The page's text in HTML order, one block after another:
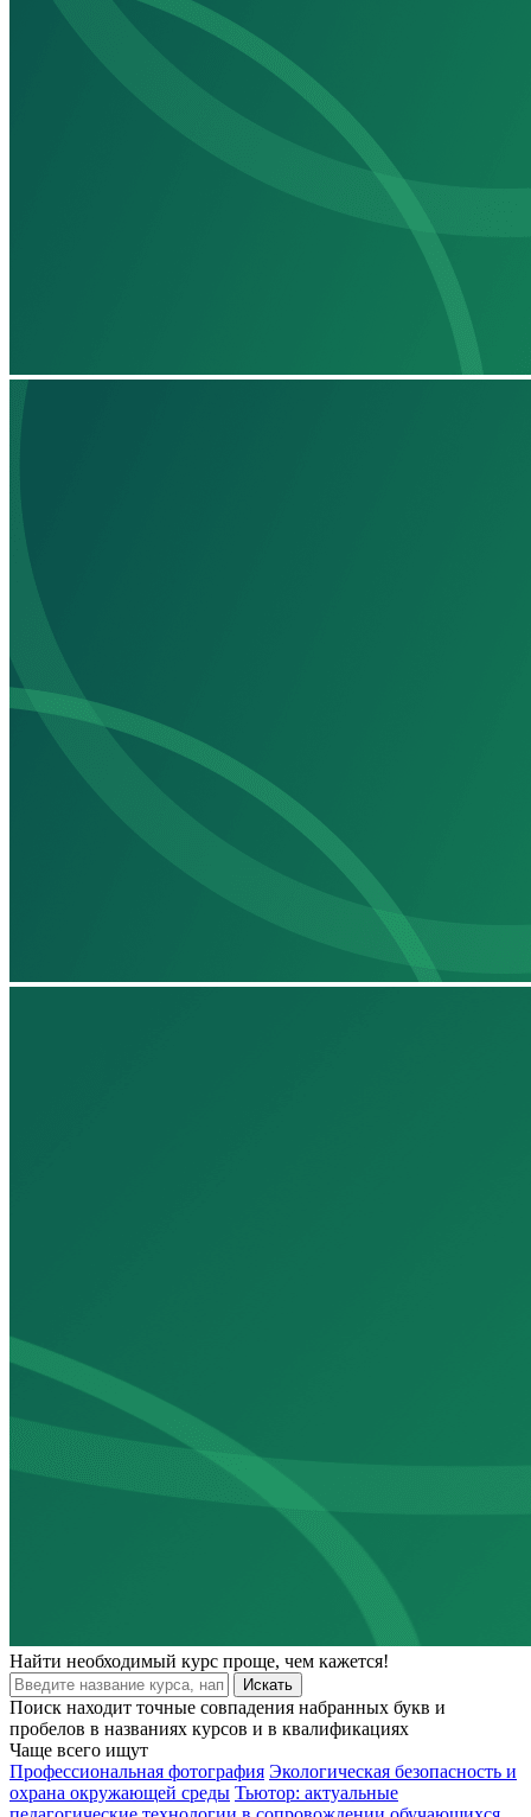
Найти необходимый курс проще, чем кажется!
Искать
Поиск находит точные совпадения набранных букв и
пробелов в названиях курсов и в квалификациях
Чаще всего ищут
Профессиональная фотография Экологическая безопасность и
охрана окружающей среды Тьютор: актуальные